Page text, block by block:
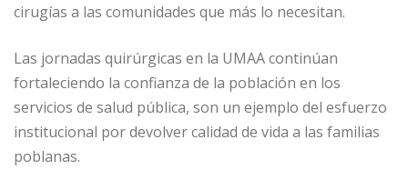
cirugías a las comunidades que más lo necesitan.
Las jornadas quirúrgicas en la UMAA continúan
fortaleciendo la confianza de la población en los
servicios de salud pública, son un ejemplo del esfuerzo
institucional por devolver calidad de vida a las familias
poblanas.